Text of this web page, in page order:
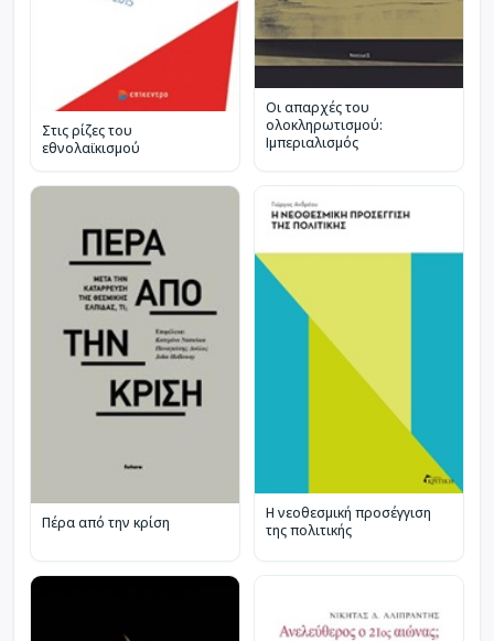
Στις ρίζες του
εθνολαϊκισμού
Οι απαρχές του
ολοκληρωτισμού:
Ιμπεριαλισμός
Πέρα από την κρίση
Η νεοθεσμική προσέγγιση
της πολιτικής